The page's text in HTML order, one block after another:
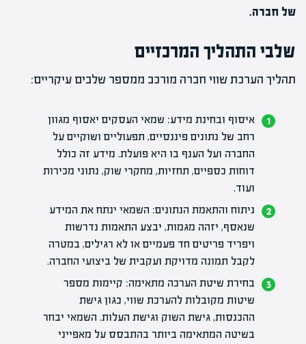
של חברה.
שלבי התהליך המרכזיים
תהליך הערכת שווי חברה מורכב ממספר שלבים עיקריים:
איסוף ובחינת מידע: שמאי העסקים יאסוף מגוון
רחב של נתונים פיננסיים, תפעוליים ושוקיים על
החברה ועל הענף בו היא פועלת. מידע זה כולל
דוחות כספיים, תחזיות, מחקרי שוק, נתוני מכירות
ועוד.
ניתוח והתאמת הנתונים: השמאי ינתח את המידע
שנאסף, יזהה מגמות, יבצע התאמות נדרשות
ויפריד פריטים חד פעמיים או לא רגילים, במטרה
לקבל תמונה מדויקת ועקבית של ביצועי החברה.
בחירת שיטת הערכה מתאימה: קיימות מספר
שיטות מקובלות להערכת שווי, כגון גישת
ההכנסות, גישת השוק וגישת העלות. השמאי יבחר
בשיטה המתאימה ביותר בהתבסס על מאפייני